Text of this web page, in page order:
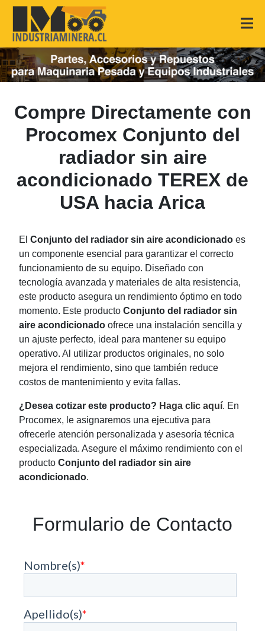
Compre Directamente con
Procomex Conjunto del
radiador sin aire
acondicionado TEREX de
USA hacia Arica
El Conjunto del radiador sin aire acondicionado es
un componente esencial para garantizar el correcto
funcionamiento de su equipo. Diseñado con
tecnología avanzada y materiales de alta resistencia,
este producto asegura un rendimiento óptimo en todo
momento. Este producto Conjunto del radiador sin
aire acondicionado ofrece una instalación sencilla y
un ajuste perfecto, ideal para mantener su equipo
operativo. Al utilizar productos originales, no solo
mejora el rendimiento, sino que también reduce
costos de mantenimiento y evita fallas.
¿Desea cotizar este producto? Haga clic aquí. En
Procomex, le asignaremos una ejecutiva para
ofrecerle atención personalizada y asesoría técnica
especializada. Asegure el máximo rendimiento con el
producto Conjunto del radiador sin aire
acondicionado.
Formulario de Contacto